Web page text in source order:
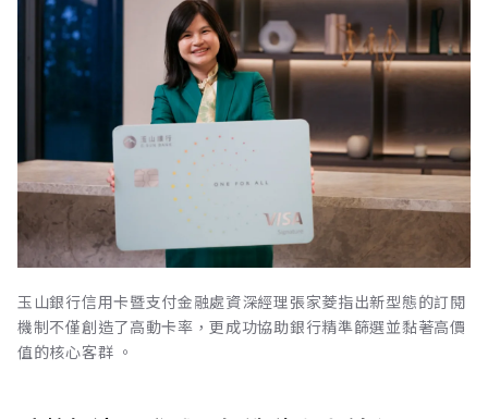
玉山銀行信用卡暨支付金融處資深經理張家菱指出新型態的訂閱
機制不僅創造了高動卡率，更成功協助銀行精準篩選並黏著高價
值的核心客群 。